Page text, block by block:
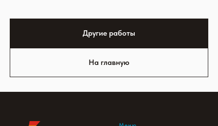
Другие работы
На главную